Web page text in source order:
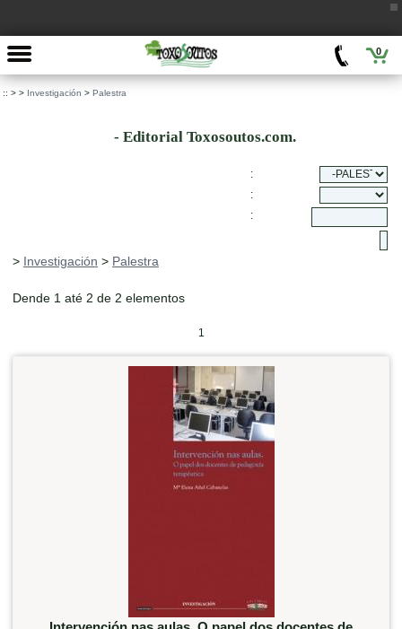
0
:: > > Investigación > Palestra
- Editorial Toxosoutos.com.
:
:
:
> Investigación > Palestra
Dende 1 até 2 de 2 elementos
1